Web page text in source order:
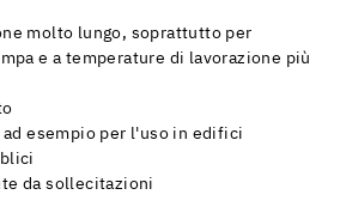
molto lungo, soprattutto per
e a temperature di lavorazione più
ad esempio per l'uso in edifici
da sollecitazioni